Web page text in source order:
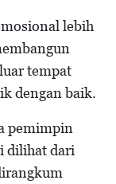
lebih
tempat
dengan baik.
pemimpin
dilihat dari